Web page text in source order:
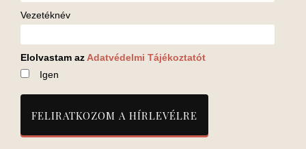
Vezetéknév
Elolvastam az Adatvédelmi Tájékoztatót
Igen